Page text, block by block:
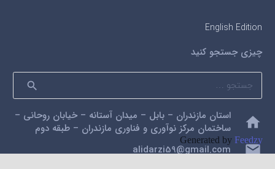
English Edition
چیزی جستجو کنید
جستجو
برای:
home
استان مازندران – بابل – میدان آستانه – خیابان روحانی –
ساختمان مرکز نوآوری و فناوری مازندران – طبقه دوم
mail
alidarzi59@gmail.com
Generated by Feedzy